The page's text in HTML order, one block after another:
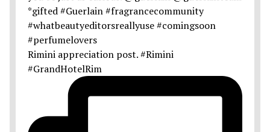
Rimini appreciation post. #Rimini
#GrandHotelRim